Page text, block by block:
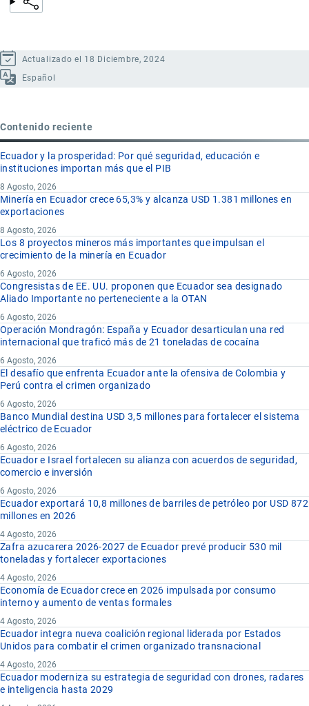
Actualizado el 18 Diciembre, 2024
Español
Contenido reciente
Ecuador y la prosperidad: Por qué seguridad, educación e
instituciones importan más que el PIB
8 Agosto, 2026
Minería en Ecuador crece 65,3% y alcanza USD 1.381 millones en
exportaciones
8 Agosto, 2026
Los 8 proyectos mineros más importantes que impulsan el
crecimiento de la minería en Ecuador
6 Agosto, 2026
Congresistas de EE. UU. proponen que Ecuador sea designado
Aliado Importante no perteneciente a la OTAN
6 Agosto, 2026
Operación Mondragón: España y Ecuador desarticulan una red
internacional que traficó más de 21 toneladas de cocaína
6 Agosto, 2026
El desafío que enfrenta Ecuador ante la ofensiva de Colombia y
Perú contra el crimen organizado
6 Agosto, 2026
Banco Mundial destina USD 3,5 millones para fortalecer el sistema
eléctrico de Ecuador
6 Agosto, 2026
Ecuador e Israel fortalecen su alianza con acuerdos de seguridad,
comercio e inversión
6 Agosto, 2026
Ecuador exportará 10,8 millones de barriles de petróleo por USD 872
millones en 2026
4 Agosto, 2026
Zafra azucarera 2026-2027 de Ecuador prevé producir 530 mil
toneladas y fortalecer exportaciones
4 Agosto, 2026
Economía de Ecuador crece en 2026 impulsada por consumo
interno y aumento de ventas formales
4 Agosto, 2026
Ecuador integra nueva coalición regional liderada por Estados
Unidos para combatir el crimen organizado transnacional
4 Agosto, 2026
Ecuador moderniza su estrategia de seguridad con drones, radares
e inteligencia hasta 2029